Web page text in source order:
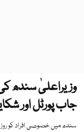
وزیراعلیٰ سندھ
جاب پورٹل اور
سندھ میں خصوصی افراد کو